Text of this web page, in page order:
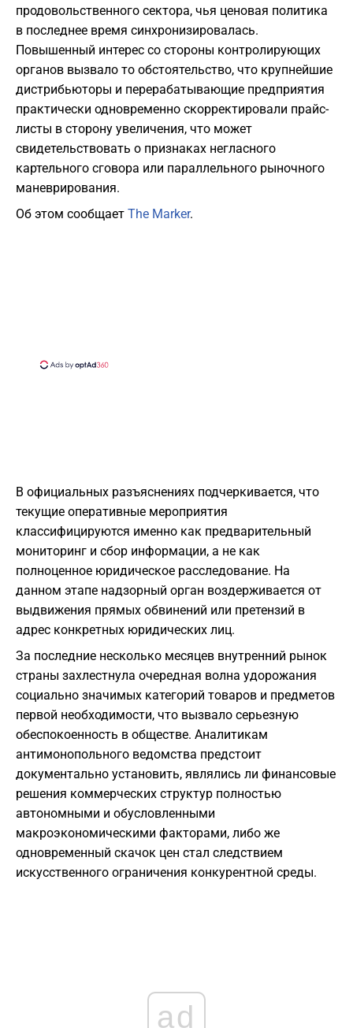
продовольственного сектора, чья ценовая политика
в последнее время синхронизировалась.
Повышенный интерес со стороны контролирующих
органов вызвало то обстоятельство, что крупнейшие
дистрибьюторы и перерабатывающие предприятия
практически одновременно скорректировали прайс-
листы в сторону увеличения, что может
свидетельствовать о признаках негласного
картельного сговора или параллельного рыночного
маневрирования.
Об этом сообщает The Marker.
В официальных разъяснениях подчеркивается, что
текущие оперативные мероприятия
классифицируются именно как предварительный
мониторинг и сбор информации, а не как
полноценное юридическое расследование. На
данном этапе надзорный орган воздерживается от
выдвижения прямых обвинений или претензий в
адрес конкретных юридических лиц.
За последние несколько месяцев внутренний рынок
страны захлестнула очередная волна удорожания
социально значимых категорий товаров и предметов
первой необходимости, что вызвало серьезную
обеспокоенность в обществе. Аналитикам
антимонопольного ведомства предстоит
документально установить, являлись ли финансовые
решения коммерческих структур полностью
автономными и обусловленными
макроэкономическими факторами, либо же
одновременный скачок цен стал следствием
искусственного ограничения конкурентной среды.
ad